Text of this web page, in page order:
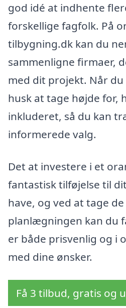
god idé at indhente
forskellige fagfolk. På
tilbygning.dk kan du
sammenligne firmaer,
med dit projekt. Når
husk at tage højde for,
inkluderet, så du kan
informerede valg.
Det at investere i et
fantastisk tilføjelse til
have, og ved at tage
planlægningen kan du
er både prisvenlig og i
med dine ønsker.
Få 3 tilbud, gratis og